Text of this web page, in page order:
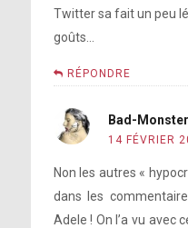
Twitter sa fait un peu
goûts…
RÉPONDRE
Bad-Monster
14 FÉVRIER
Non les autres «
dans les
Adele ! On l’a vu avec